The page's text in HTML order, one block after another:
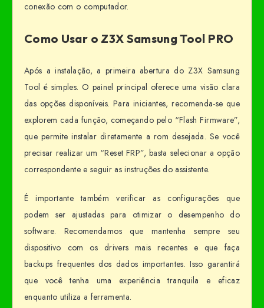
conexão com o computador.
Como Usar o Z3X Samsung Tool PRO
Após a instalação, a primeira abertura do Z3X Samsung
Tool é simples. O painel principal oferece uma visão clara
das opções disponíveis. Para iniciantes, recomenda-se que
explorem cada função, começando pelo “Flash Firmware”,
que permite instalar diretamente a rom desejada. Se você
precisar realizar um “Reset FRP”, basta selecionar a opção
correspondente e seguir as instruções do assistente.
É importante também verificar as configurações que
podem ser ajustadas para otimizar o desempenho do
software. Recomendamos que mantenha sempre seu
dispositivo com os drivers mais recentes e que faça
backups frequentes dos dados importantes. Isso garantirá
que você tenha uma experiência tranquila e eficaz
enquanto utiliza a ferramenta.